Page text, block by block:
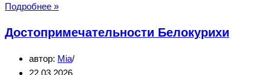
Подробнее »Ретропарк
Новокузнецке
музей
Достопримечательности Белокурихи
автор: Mia